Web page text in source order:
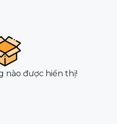
nào được hiển thị!